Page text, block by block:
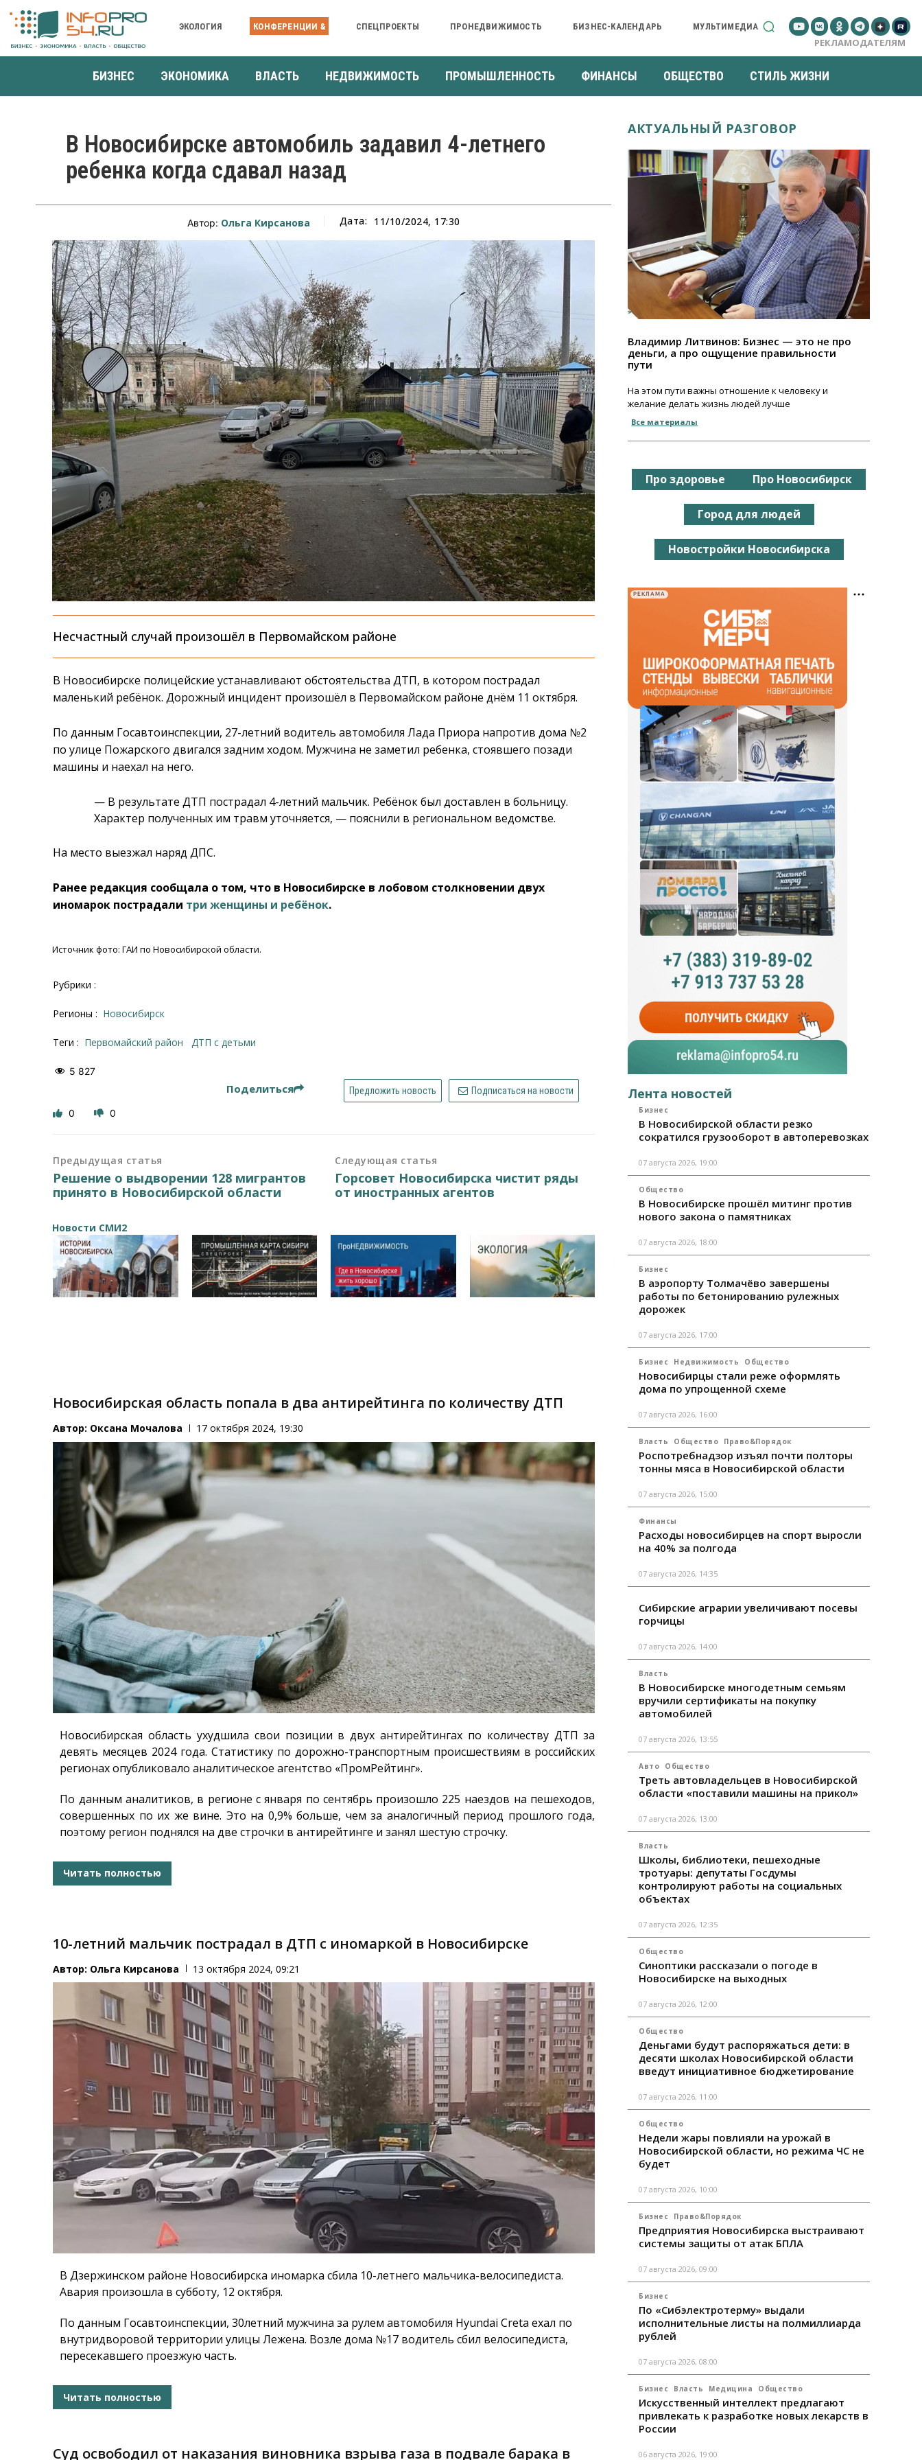
ЭКОЛОГИЯ КОНФЕРЕНЦИИ & СПЕЦПРОЕКТЫ ПРОНЕДВИЖИМОСТЬ БИЗНЕС-КАЛЕНДАРЬ МУЛЬТИМЕДИА
РЕКЛАМОДАТЕЛЯМ
БИЗНЕС ЭКОНОМИКА ВЛАСТЬ НЕДВИЖИМОСТЬ ПРОМЫШЛЕННОСТЬ ФИНАНСЫ ОБЩЕСТВО СТИЛЬ ЖИЗНИ
В Новосибирске автомобиль задавил 4-летнего
ребенка когда сдавал назад
Автор: Ольга Кирсанова Дата: 11/10/2024, 17:30
Несчастный случай произошёл в Первомайском районе
В Новосибирске полицейские устанавливают обстоятельства ДТП, в котором пострадал
маленький ребёнок. Дорожный инцидент произошёл в Первомайском районе днём 11 октября.
По данным Госавтоинспекции, 27-летний водитель автомобиля Лада Приора напротив дома №2
по улице Пожарского двигался задним ходом. Мужчина не заметил ребенка, стоявшего позади
машины и наехал на него.
— В результате ДТП пострадал 4-летний мальчик. Ребёнок был доставлен в больницу.
Характер полученных им травм уточняется, — пояснили в региональном ведомстве.
На место выезжал наряд ДПС.
Ранее редакция сообщала о том, что в Новосибирске в лобовом столкновении двух
иномарок пострадали три женщины и ребёнок.
Источник фото: ГАИ по Новосибирской области.
Рубрики :
Регионы : Новосибирск
Теги : Первомайский район ДТП с детьми
5 827
Поделиться Предложить новость Подписаться на новости
0 0
Предыдущая статья
Решение о выдворении 128 мигрантов
принято в Новосибирской области
Следующая статья
Горсовет Новосибирска чистит ряды
от иностранных агентов
Новости СМИ2
Новосибирская область попала в два антирейтинга по количеству ДТП
Автор: Оксана Мочалова 17 октября 2024, 19:30
Новосибирская область ухудшила свои позиции в двух антирейтингах по количеству ДТП за
девять месяцев 2024 года. Статистику по дорожно-транспортным происшествиям в российских
регионах опубликовало аналитическое агентство «ПромРейтинг».
По данным аналитиков, в регионе с января по сентябрь произошло 225 наездов на пешеходов,
совершенных по их же вине. Это на 0,9% больше, чем за аналогичный период прошлого года,
поэтому регион поднялся на две строчки в антирейтинге и занял шестую строчку.
Читать полностью
10-летний мальчик пострадал в ДТП с иномаркой в Новосибирске
Автор: Ольга Кирсанова 13 октября 2024, 09:21
В Дзержинском районе Новосибирска иномарка сбила 10-летнего мальчика-велосипедиста.
Авария произошла в субботу, 12 октября.
По данным Госавтоинспекции, 30летний мужчина за рулем автомобиля Hyundai Creta ехал по
внутридворовой территории улицы Лежена. Возле дома №17 водитель сбил велосипедиста,
пересекавшего проезжую часть.
Читать полностью
Суд освободил от наказания виновника взрыва газа в подвале барака в
АКТУАЛЬНЫЙ РАЗГОВОР
Владимир Литвинов: Бизнес — это не про
деньги, а про ощущение правильности
пути
На этом пути важны отношение к человеку и
желание делать жизнь людей лучше
Все материалы
Про здоровье Про Новосибирск
Город для людей
Новостройки Новосибирска
РЕКЛАМА
Лента новостей
Бизнес
В Новосибирской области резко
сократился грузооборот в автоперевозках
07 августа 2026, 19:00
Общество
В Новосибирске прошёл митинг против
нового закона о памятниках
07 августа 2026, 18:00
Бизнес
В аэропорту Толмачёво завершены
работы по бетонированию рулежных
дорожек
07 августа 2026, 17:00
Бизнес Недвижимость Общество
Новосибирцы стали реже оформлять
дома по упрощенной схеме
07 августа 2026, 16:00
Власть Общество Право&Порядок
Роспотребнадзор изъял почти полторы
тонны мяса в Новосибирской области
07 августа 2026, 15:00
Финансы
Расходы новосибирцев на спорт выросли
на 40% за полгода
07 августа 2026, 14:35
Сибирские аграрии увеличивают посевы
горчицы
07 августа 2026, 14:00
Власть
В Новосибирске многодетным семьям
вручили сертификаты на покупку
автомобилей
07 августа 2026, 13:55
Авто Общество
Треть автовладельцев в Новосибирской
области «поставили машины на прикол»
07 августа 2026, 13:00
Власть
Школы, библиотеки, пешеходные
тротуары: депутаты Госдумы
контролируют работы на социальных
объектах
07 августа 2026, 12:35
Общество
Синоптики рассказали о погоде в
Новосибирске на выходных
07 августа 2026, 12:00
Общество
Деньгами будут распоряжаться дети: в
десяти школах Новосибирской области
введут инициативное бюджетирование
07 августа 2026, 11:00
Общество
Недели жары повлияли на урожай в
Новосибирской области, но режима ЧС не
будет
07 августа 2026, 10:00
Бизнес Право&Порядок
Предприятия Новосибирска выстраивают
системы защиты от атак БПЛА
07 августа 2026, 09:00
Бизнес
По «Сибэлектротерму» выдали
исполнительные листы на полмиллиарда
рублей
07 августа 2026, 08:00
Бизнес Власть Медицина Общество
Искусственный интеллект предлагают
привлекать к разработке новых лекарств в
России
06 августа 2026, 19:00